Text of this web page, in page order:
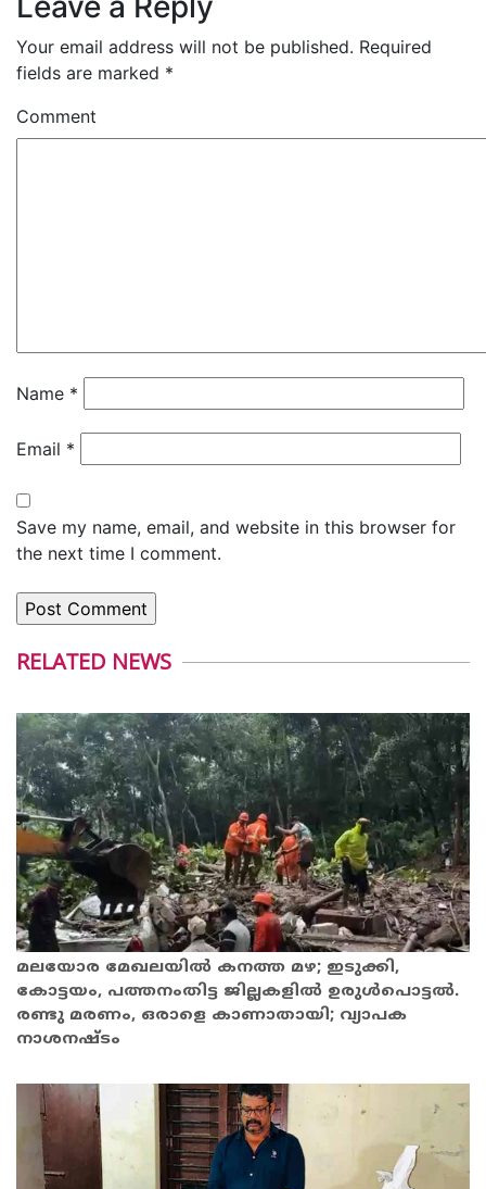
Your email address will not be published. Required
fields are marked *
Comment
Name *
Email *
Save my name, email, and website in this browser for
the next time I comment.
RELATED NEWS
മലയോര മേഖലയിൽ കനത്ത മഴ; ഇടുക്കി,
കോട്ടയം, പത്തനംതിട്ട ജില്ലകളിൽ ഉരുൾപൊട്ടൽ.
രണ്ടു മരണം, ഒരാളെ കാണാതായി; വ്യാപക
നാശനഷ്ടം